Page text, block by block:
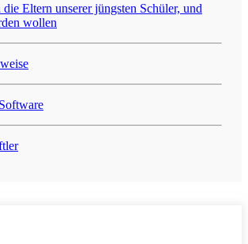
Eltern unserer jüngsten Schüler, und
wollen